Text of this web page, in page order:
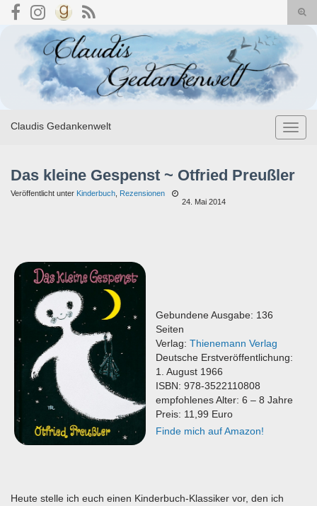
Search for:
Claudis Gedankenwelt
Das kleine Gespenst ~ Otfried Preußler
Veröffentlicht unter Kinderbuch Rezensionen
24. Mai 2014
Gebundene Ausgabe: 136
Seiten
Verlag: Thienemann Verlag
Deutsche Erstveröffentlichung:
1. August 1966
ISBN: 978-3522110808
empfohlenes Alter: 6 – 8 Jahre
Preis: 11,99 Euro
Finde mich auf Amazon!
Heute stelle ich euch einen Kinderbuch-Klassiker vor, den ich